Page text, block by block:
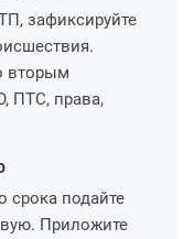
зафиксируйте
вторым
ПТС, права,
срока подайте
Приложите